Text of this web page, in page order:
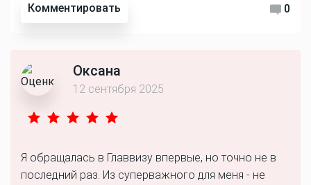
Комментировать 0
Оксана
12 сентября 2025
Я обращалась в Главвизу впервые, но точно не в
последний раз. Из суперважного для меня - не